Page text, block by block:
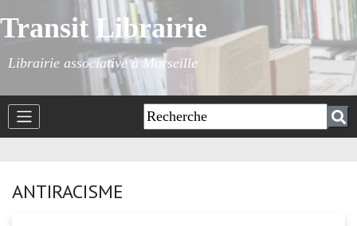
Transit Librairie
Librairie associative à Marseille
ANTIRACISME